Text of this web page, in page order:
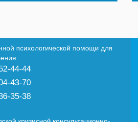
психологической помощи для
44-44
43-70
35-38